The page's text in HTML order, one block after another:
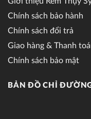
Chính sách bảo hành
Chính sách đổi trả
Giao hàng & Thanh
Chính sách bảo mật
BẢN ĐỒ CHỈ